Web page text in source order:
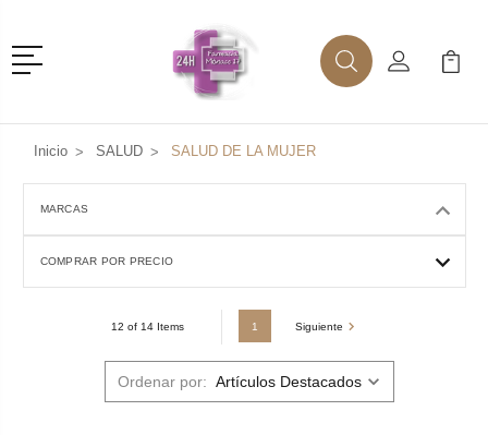
Menú
BuscarMi Cuenta
Mi
Inicio SALUD SALUD DE LA MUJER
MARCAS
COMPRAR POR PRECIO
12 of 14 Items 1 Siguiente
Ordenar por: